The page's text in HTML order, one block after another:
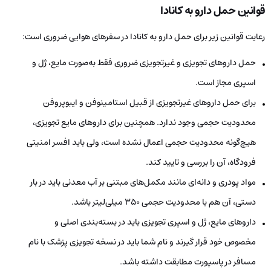
قوانین حمل دارو به کانادا
رعایت قوانین زیر برای حمل دارو به کانادا در سفرهای هوایی ضروری است:
حمل داروهای تجویزی و غیرتجویزی ضروری فقط به‌صورت مایع، ژل و
اسپری مجاز است.
برای حمل داروهای غیرتجویزی از قبیل استامینوفن و ایبوپروفن
محدودیت حجمی وجود ندارد. همچنین برای داروهای مایع تجویزی،
هیچ‌گونه محدودیت حجمی اعمال نشده است، ولی باید افسر امنیتی
فرودگاه، آن را بررسی و تایید کند.
مواد پودری و دانه‌ای مانند مکمل‌های مبتنی بر آب معدنی باید در بار
دستی، آن هم با محدودیت حجمی 350 میلی‌لیتر باشد.
داروهای مایع، ژل و اسپری تجویزی باید در بسته‌بندی اصلی و
مخصوص خود قرار گیرند و نام شما باید در نسخه تجویزی پزشک با نام
مسافر در پاسپورت مطابقت داشته باشد.